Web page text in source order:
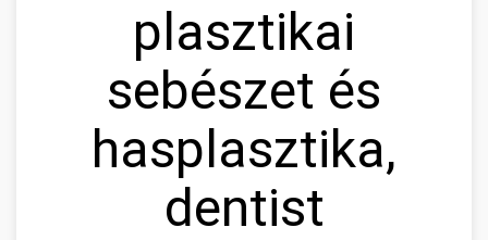
plasztikai
sebészet és
hasplasztika,
dentist